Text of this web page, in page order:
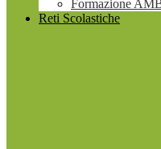
Formazione
Reti Scolastiche